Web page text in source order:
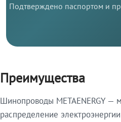
Подтверждено паспортом и
Преимущества
Шинопроводы METAENERGY —
распределение